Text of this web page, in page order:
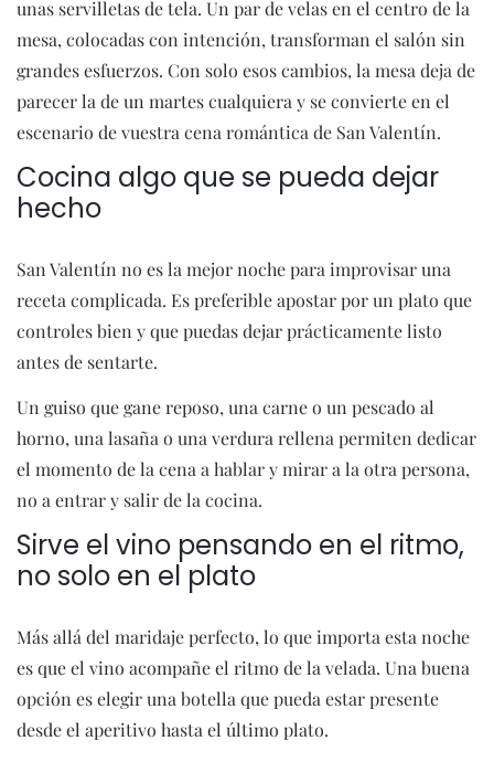
unas servilletas de tela. Un par de velas en el centro de la
mesa, colocadas con intención, transforman el salón sin
grandes esfuerzos. Con solo esos cambios, la mesa deja de
parecer la de un martes cualquiera y se convierte en el
escenario de vuestra cena romántica de San Valentín.
Cocina algo que se pueda dejar
hecho
San Valentín no es la mejor noche para improvisar una
receta complicada. Es preferible apostar por un plato que
controles bien y que puedas dejar prácticamente listo
antes de sentarte.
Un guiso que gane reposo, una carne o un pescado al
horno, una lasaña o una verdura rellena permiten dedicar
el momento de la cena a hablar y mirar a la otra persona,
no a entrar y salir de la cocina.
Sirve el vino pensando en el ritmo,
no solo en el plato
Más allá del maridaje perfecto, lo que importa esta noche
es que el vino acompañe el ritmo de la velada. Una buena
opción es elegir una botella que pueda estar presente
desde el aperitivo hasta el último plato.